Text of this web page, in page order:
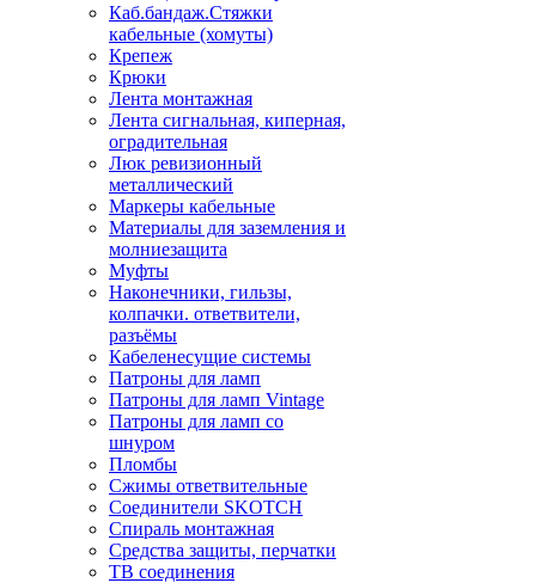
Каб.бандаж.Стяжки
кабельные (хомуты)
Крепеж
Крюки
Лента монтажная
Лента сигнальная, киперная,
оградительная
Люк ревизионный
металлический
Маркеры кабельные
Материалы для заземления и
молниезащита
Муфты
Наконечники, гильзы,
колпачки. ответвители,
разъёмы
Кабеленесущие системы
Патроны для ламп
Патроны для ламп Vintage
Патроны для ламп со
шнуром
Пломбы
Сжимы ответвительные
Соединители SKOTCH
Спираль монтажная
Средства защиты, перчатки
ТВ соединения